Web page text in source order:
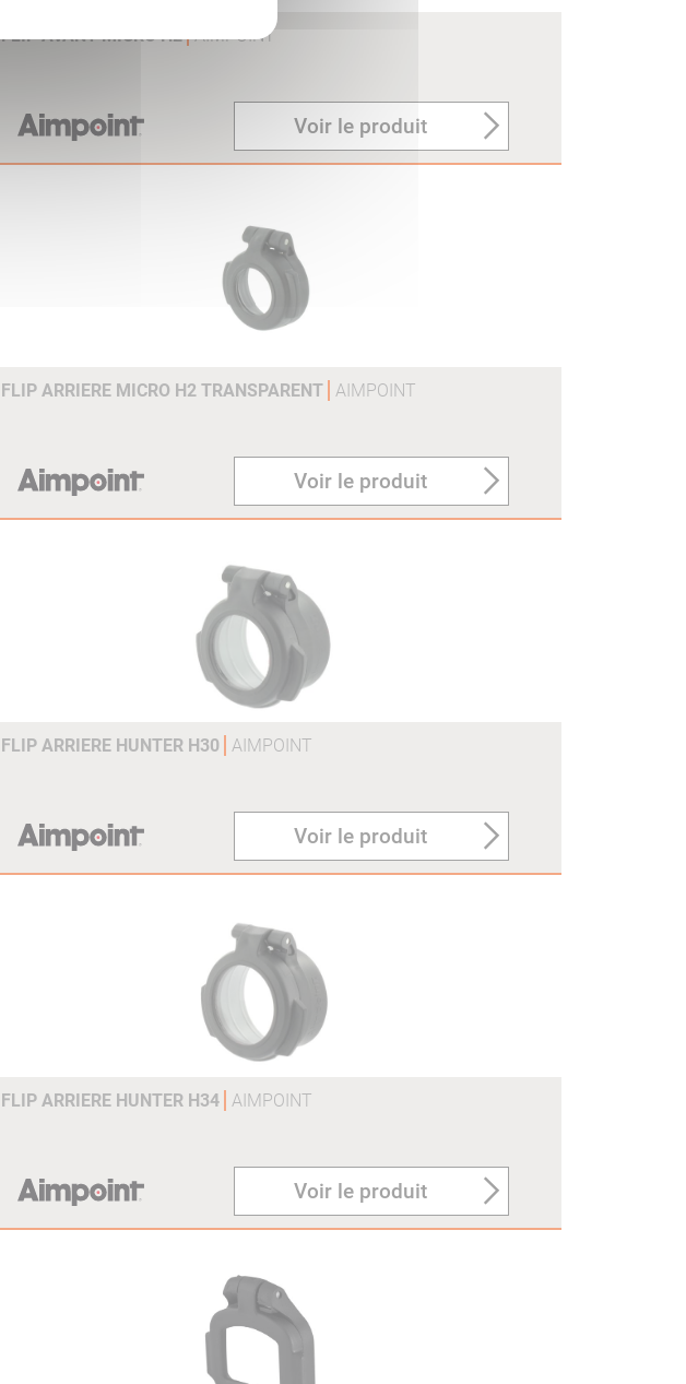
FLIP AVANT MICRO H2 AIMPOINT
Voir le produit
FLIP ARRIERE MICRO H2 TRANSPARENT AIMPOINT
Voir le produit
FLIP ARRIERE HUNTER H30 AIMPOINT
Voir le produit
FLIP ARRIERE HUNTER H34 AIMPOINT
Voir le produit